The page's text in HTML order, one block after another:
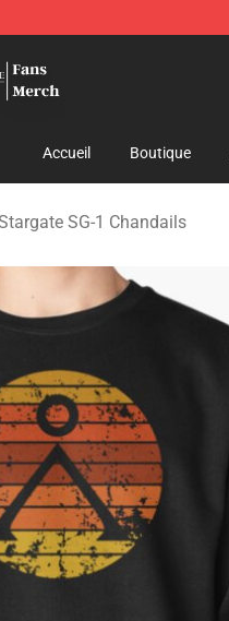
Accueil Boutique
SG-1 Chandails